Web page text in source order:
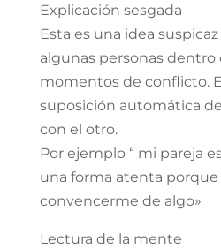
Explicación sesgada
Esta es una idea
algunas personas dentro
momentos de conflicto.
suposición automática
con el otro.
Por ejemplo “ mi pareja
una forma atenta
convencerme de algo»
Lectura de la mente